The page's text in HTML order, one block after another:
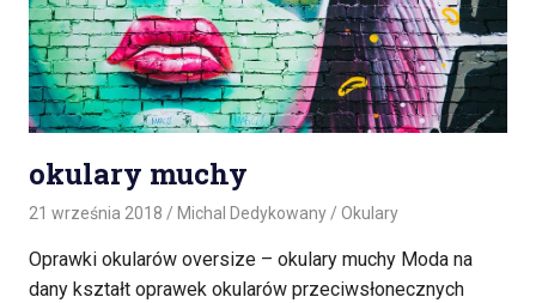
okulary muchy
21 września 2018 Michal Dedykowany Okulary
Oprawki okularów oversize – okulary muchy Moda na
dany kształt oprawek okularów przeciwsłonecznych